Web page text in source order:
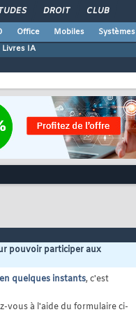
DROIT CLUB
Office Mobiles
Systèmes
Livres IA
pouvoir participer aux
quelques instants, c'est
vous à l'aide du formulaire ci-